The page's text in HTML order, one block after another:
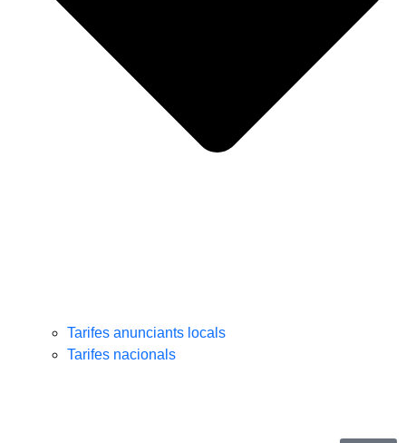
Tarifes anunciants locals
Tarifes nacionals